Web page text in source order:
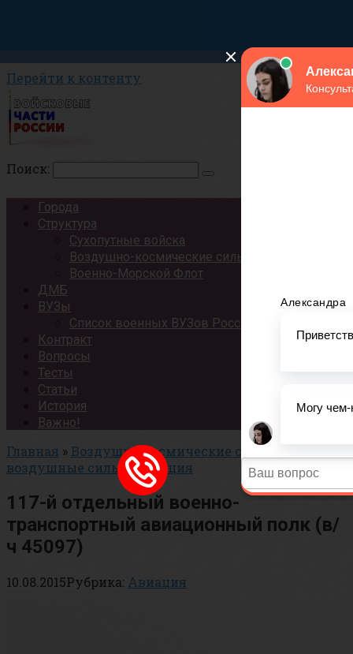
Перейти к контенту
Поиск:
Города
Структура
Сухопутные войска
Воздушно-космические силы
Военно-Морской Флот
ДМБ
ВУЗы
Список военных ВУЗов России
Контракт
Вопросы
Тесты
Статьи
История
Важно!
Главная » Воздушно-космические силы
воздушные силы »Авиация
117-й отдельный военно-
транспортный авиационный полк (в/
ч 45097)
10.08.2015Рубрика: Авиация